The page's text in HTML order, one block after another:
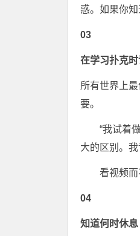
惑。如果你
03
在学习扑克
所有世界上
要。
“我试着
大的区别。
看视频
04
知道何时休息